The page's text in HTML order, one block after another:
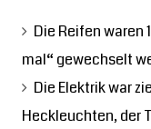
Die Reifen waren
mal“ gewechselt
Die Elektrik war
Heckleuchten, der